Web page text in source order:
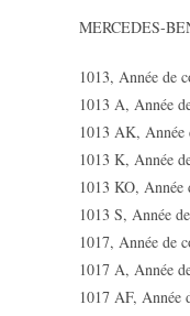
MERCEDES-
1013, Année de
1013 A, Année
1013 AK,
1013 K, Année
1013 KO,
1013 S, Année
1017, Année de
1017 A, Année
1017 AF, Année